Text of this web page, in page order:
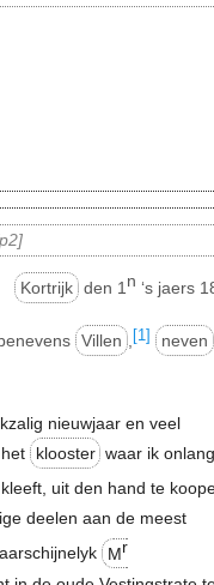
p2
Kortrijk den 1n ‘s jaers
benevens Villen , [1] neven
nieuwjaar en veel
klooster waar ik
uit den hand te
deelen aan de meest
Mr